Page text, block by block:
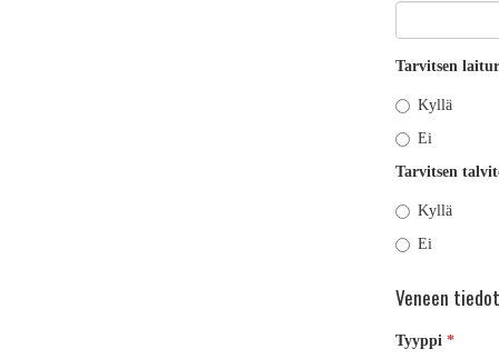
Tarvitsen
Kyllä
Ei
Tarvitsen
Kyllä
Ei
Veneen tiedot
Tyyppi *